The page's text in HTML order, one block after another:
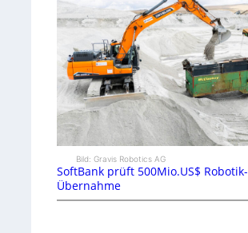
Bild: Gravis Robotics AG
SoftBank prüft 500Mio.US$ Robotik-
Übernahme